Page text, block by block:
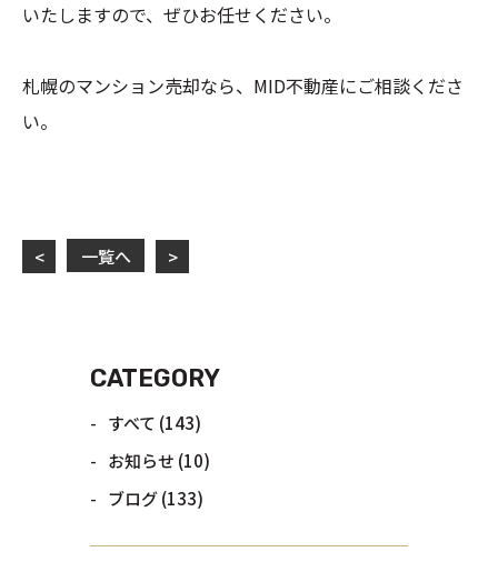
いたしますので、ぜひお任せください。
札幌のマンション売却なら、MID不動産にご相談くださ
い。
< 一覧へ >
CATEGORY
すべて (143)
お知らせ (10)
ブログ(133)